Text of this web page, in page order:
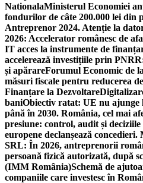
NationalaMinisterul Economiei
fondurilor de câte 200.000 lei din
Antreprenor 2024. Atenție la
2026: Accelerator românesc de
IT acces la instrumente de
accelerează investițiile prin
și apărareForumul Economic de
măsuri fiscale pentru reducerea
Finanțare la Dezvoltare
baniObiectiv ratat: UE nu ajunge
până în 2030. România, cel mai
presiune: control, audit și
europene declanșează concedieri.
SRL: În 2026, antreprenorii
persoană fizică autorizată, după
(IMM România)Schemă de
companiile care investesc în